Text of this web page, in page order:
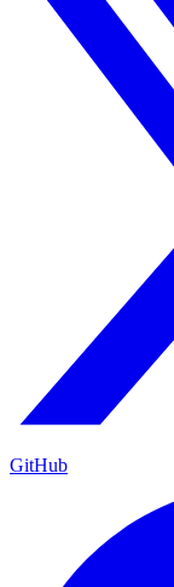
GitHub